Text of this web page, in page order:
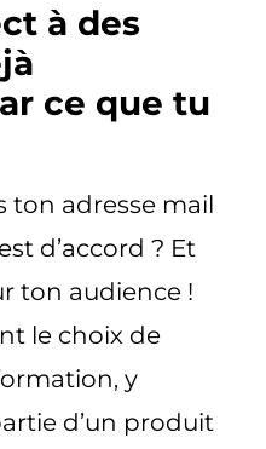
à des
ce que tu
ton adresse mail
d’accord ? Et
ton audience !
le choix de
y
d’un produit